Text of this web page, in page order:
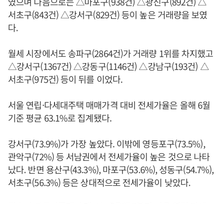
서초구(843건) △강서구(829건) 등이 높은 거래량을 보였
다.
월세 시장에서도 송파구(2864건)가 거래량 1위를 차지했고
△강서구(1367건) △강동구(1146건) △강남구(193건) △
서초구(975건) 등이 뒤를 이었다.
서울 연립·다세대주택 매매가격 대비 전세가율은 올해 6월
기준 평균 63.1%로 집계됐다.
강서구(73.9%)가 가장 높았다. 이밖에 영등포구(73.5%),
관악구(72%) 등 서남권에서 전세가율이 높은 것으로 나타
났다. 반면 용산구(43.3%), 마포구(53.6%), 성동구(54.7%),
서초구(56.3%) 등은 상대적으로 전세가율이 낮았다.